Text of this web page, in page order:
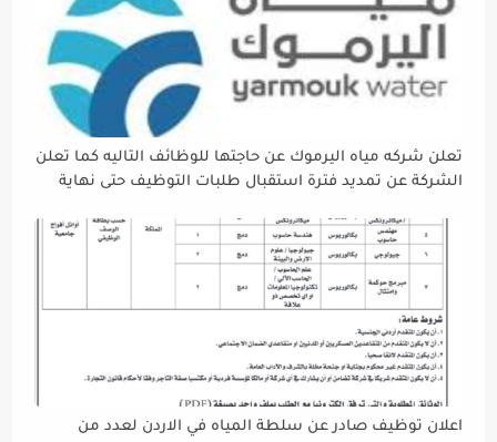
تعلن شركه مياه اليرموك عن حاجتها للوظائف التاليه كما تعلن
الشركة عن تمديد فترة استقبال طلبات التوظيف حتى نهاية
إتاحة الفرصة الكافية أمام الجميع لاستكمال إجراءات التقديم.
اعلان توظيف صادر عن سلطة المياه في الاردن لعدد من